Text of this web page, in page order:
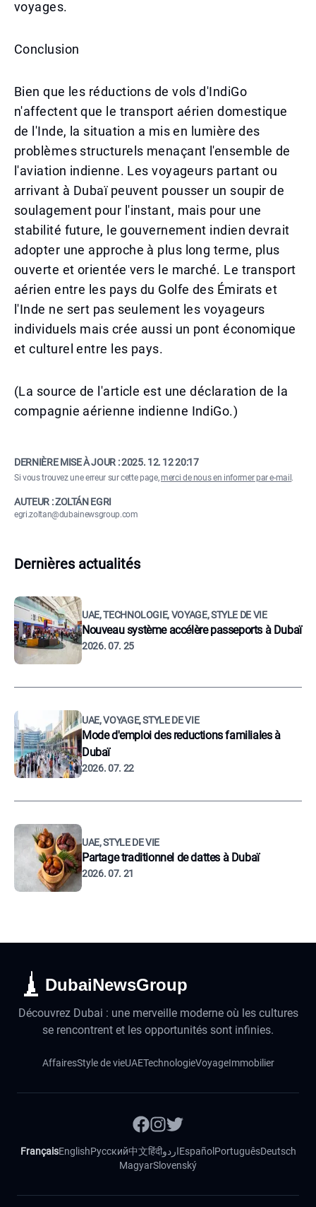
voyages.
Conclusion
Bien que les réductions de vols d'IndiGo
n'affectent que le transport aérien domestique
de l'Inde, la situation a mis en lumière des
problèmes structurels menaçant l'ensemble de
l'aviation indienne. Les voyageurs partant ou
arrivant à Dubaï peuvent pousser un soupir de
soulagement pour l'instant, mais pour une
stabilité future, le gouvernement indien devrait
adopter une approche à plus long terme, plus
ouverte et orientée vers le marché. Le transport
aérien entre les pays du Golfe des Émirats et
l'Inde ne sert pas seulement les voyageurs
individuels mais crée aussi un pont économique
et culturel entre les pays.
(La source de l'article est une déclaration de la
compagnie aérienne indienne IndiGo.)
DERNIÈRE MISE À JOUR :2025. 12. 12 20:17
Si vous trouvez une erreur sur cette page,merci de nous en informer par e-mail .
AUTEUR : ZOLTÁN EGRI
egri.zoltan@dubainewsgroup.com
Dernières actualités
UAE, TECHNOLOGIE, VOYAGE, STYLE DE VIE
Nouveau système accélère passeports à Dubaï
2026. 07. 25
UAE, VOYAGE, STYLE DE VIE
Mode d'emploi des reductions familiales à
Dubaï
2026. 07. 22
UAE, STYLE DE VIE
Partage traditionnel de dattes à Dubaï
2026. 07. 21
DubaiNewsGroup
Découvrez Dubai : une merveille moderne où les cultures
se rencontrent et les opportunités sont infinies.
AffairesStyle de vieUAETechnologieVoyageImmobilier
FrançaisEnglishРусский中文हिंदीاردوEspañol PortuguêsDeutsch
MagyarSlovenský